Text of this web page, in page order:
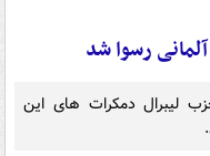
رسوا شد
لیبرال دمكرات های این